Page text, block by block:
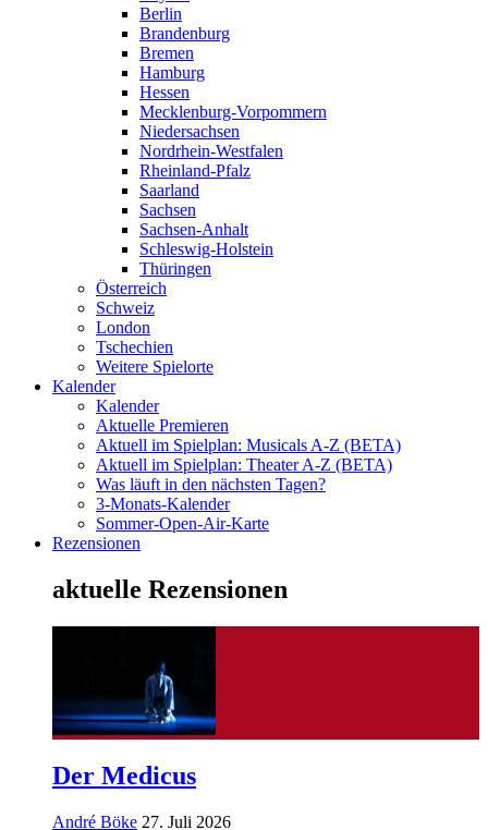
Berlin
Brandenburg
Bremen
Hamburg
Hessen
Mecklenburg-Vorpommern
Niedersachsen
Nordrhein-Westfalen
Rheinland-Pfalz
Saarland
Sachsen
Sachsen-Anhalt
Schleswig-Holstein
Thüringen
Österreich
Schweiz
London
Tschechien
Weitere Spielorte
Kalender
Kalender
Aktuelle Premieren
Aktuell im Spielplan: Musicals A-Z (BETA)
Aktuell im Spielplan: Theater A-Z (BETA)
Was läuft in den nächsten Tagen?
3-Monats-Kalender
Sommer-Open-Air-Karte
Rezensionen
aktuelle Rezensionen
Der Medicus
André Böke 27. Juli 2026